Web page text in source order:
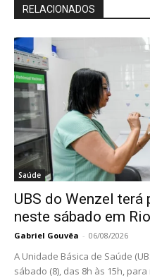
RELACIONADOS
Saúde
UBS do Wenzel
neste sábado em
Gabriel Gouvêa - 06/08/2026
A Unidade Básica de Saúde
sábado (8), das 8h às 15h,